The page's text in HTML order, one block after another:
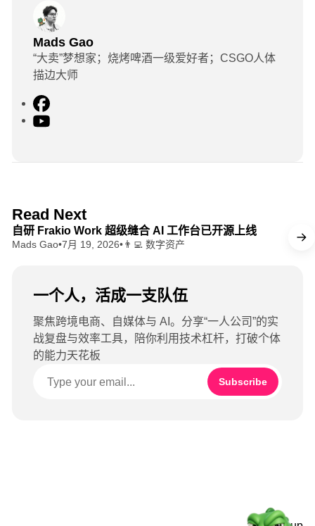
Mads Gao
“大卖”梦想家；烧烤啤酒一级爱好者；CSGO人体
描边大师
F
a
k
Y
e
Read Next
自研 Frakio Work 超级缝合 AI 工作台已开源上线
Mads Gao•7月 19, 2026•👨‍💻 数字资产
一个人，活成一支队伍
聚焦跨境电商、自媒体与 AI。分享“一人公司”的实
战复盘与效率工具，陪你利用技术杠杆，打破个体
的能力天花板
Subscribe